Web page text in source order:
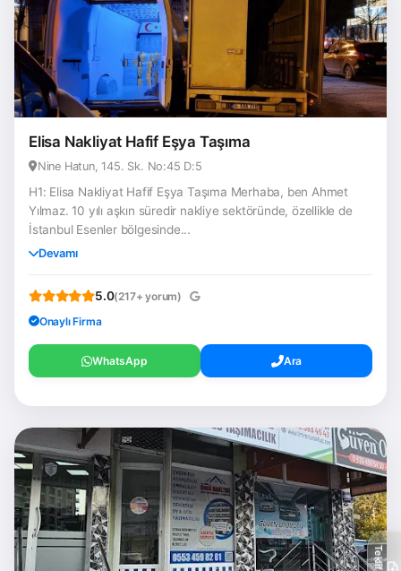
Elisa Nakliyat Hafif Eşya Taşıma
Nine Hatun, 145. Sk. No:45 D:5
H1: Elisa Nakliyat Hafif Eşya Taşıma Merhaba, ben Ahmet
Yılmaz. 10 yılı aşkın süredir nakliye sektöründe, özellikle de
İstanbul Esenler bölgesinde...
Devamı
5.0(217+ yorum)
Onaylı Firma
WhatsApp Ara